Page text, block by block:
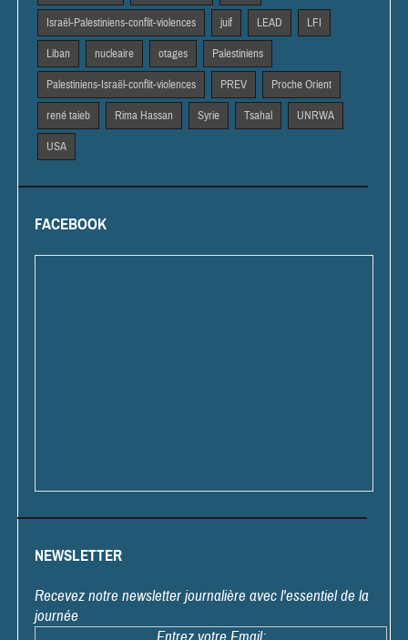
Israël-Palestiniens-conflit-violences juif LEAD LFI
Liban nucleaire otages Palestiniens
Palestiniens-Israël-conflit-violences PREV Proche Orient
rené taieb Rima Hassan Syrie Tsahal UNRWA
USA
FACEBOOK
NEWSLETTER
Recevez notre newsletter journalière avec l'essentiel de la
journée